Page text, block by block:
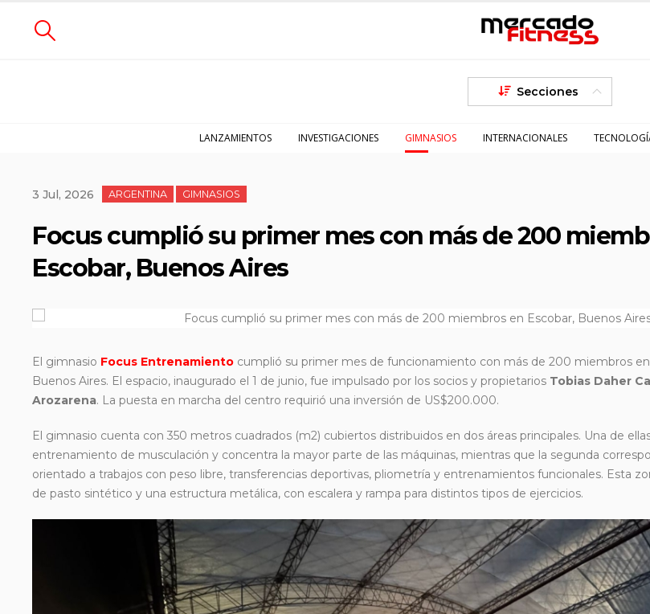
Secciones
LANZAMIENTOS INVESTIGACIONES GIMNASIOS INTERNACIONALES
3 Jul, 2026 ARGENTINA GIMNASIOS
Focus cumplió su primer mes con más de 200
Escobar, Buenos Aires
El gimnasio Focus Entrenamiento cumplió su primer mes de funcionamiento con más de 200 miembros
Buenos Aires. El espacio, inaugurado el 1 de junio, fue impulsado por los socios y propietarios Tobias Daher
Arozarena. La puesta en marcha del centro requirió una inversión de US$200.000.
El gimnasio cuenta con 350 metros cuadrados (m2) cubiertos distribuidos en dos áreas principales. Una de
entrenamiento de musculación y concentra la mayor parte de las máquinas, mientras que la segunda
orientado a trabajos con peso libre, transferencias deportivas, pliometría y entrenamientos funcionales. Esta
de pasto sintético y una estructura metálica, con escalera y rampa para distintos tipos de ejercicios.